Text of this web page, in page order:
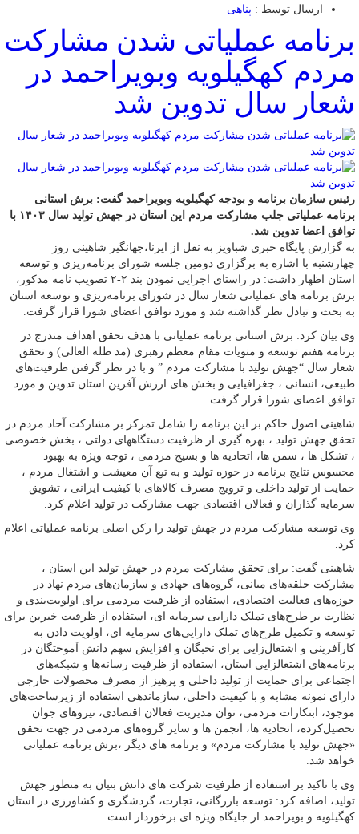
ارسال توسط : پناهی
برنامه عملیاتی شدن مشارکت
مردم کهگیلویه وبویراحمد در
شعار سال تدوین شد
رئیس سازمان برنامه و بودجه کهگیلویه وبویراحمد گفت: برش استانی
برنامه عملیاتی جلب مشارکت مردم این استان در جهش تولید سال ۱۴۰۳ با
توافق اعضا تدوین شد.
به گزارش پایگاه خبری شباویز به نقل از ایرنا،جهانگیر شاهینی روز
چهارشنبه با اشاره به برگزاری دومین جلسه شورای برنامه‌ریزی و توسعه
استان اظهار داشت: در راستای اجرایی نمودن بند ۲-۲ تصویب نامه مذکور،
برش برنامه های عملیاتی شعار سال در شورای برنامه‌ریزی و توسعه استان
به بحث و تبادل نظر گذاشته شد و مورد توافق اعضای شورا قرار گرفت.
وی بیان کرد: برش استانی برنامه عملیاتی با هدف تحقق اهداف مندرج در
برنامه هفتم توسعه و منویات مقام معظم رهبری (مد ظله العالی) و تحقق
شعار سال “جهش تولید با مشارکت مردم ” و با در نظر گرفتن ظرفیت‌های
طبیعی، انسانی ، جغرافیایی و بخش های ارزش آفرین استان تدوین و مورد
توافق اعضای شورا قرار گرفت.
شاهینی اصول حاکم بر این برنامه را شامل تمرکز بر مشارکت آحاد مردم در
تحقق جهش تولید ، بهره گیری از ظرفیت دستگاههای دولتی ، بخش خصوصی
، تشکل ها ، سمن ها، اتحادیه ها و بسیج مردمی ، توجه ویژه به بهبود
محسوس نتایج برنامه در حوزه تولید و به تبع آن معیشت و اشتغال مردم ،
حمایت از تولید داخلی و ترویج مصرف کالاهای با کیفیت ایرانی ، تشویق
سرمایه گذاران و فعالان اقتصادی جهت مشارکت در تولید اعلام کرد.
وی توسعه مشارکت مردم در جهش تولید را رکن اصلی برنامه عملیاتی اعلام
کرد.
شاهینی گفت: برای تحقق مشارکت مردم در جهش تولید این استان ،
مشارکت حلقه‌های میانی، گروه‌های جهادی و سازمان‌های مردم ‌نهاد در
حوزه‌های فعالیت اقتصادی، استفاده از ظرفیت مردمی برای اولویت‌بندی و
نظارت بر طرح‌های تملک دارایی سرمایه ‌ای، استفاده از ظرفیت خیرین برای
توسعه و تکمیل طرح‌های تملک دارایی‌های سرمایه ‌ای، اولویت دادن به
کارآفرینی و اشتغال‌زایی برای نخبگان و افزایش سهم دانش آموختگان در
برنامه‌های اشتغال‏زایی استان، استفاده از ظرفیت رسانه‌ها و شبکه‌های
اجتماعی برای حمایت از تولید داخلی و پرهیز از مصرف محصولات خارجی
دارای نمونه مشابه و با کیفیت داخلی، سازماندهی استفاده از زیرساخت‌های
موجود، ابتکارات مردمی، توان مدیریت فعالان اقتصادی، نیروهای جوان
تحصیل‌کرده، اتحادیه‏ ها، انجمن‏ ها و سایر گروه‌‏های مردمی در جهت تحقق
«جهش تولید با مشارکت مردم» و برنامه های دیگر ،برش برنامه عملیاتی
خواهد شد.
وی با تاکید بر استفاده از ظرفیت شرکت های دانش بنیان به منظور جهش
تولید، اضافه کرد: توسعه بازرگانی، تجارت، گردشگری و کشاورزی در استان
کهگیلویه و بویراحمد از جایگاه ویژه ای برخوردار است.